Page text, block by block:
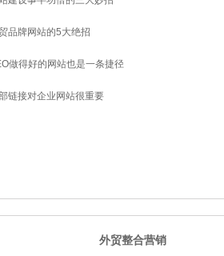
品牌网站的5大绝招
做得好的网站也是一条捷径
链接对企业网站很重要
外贸整合营销